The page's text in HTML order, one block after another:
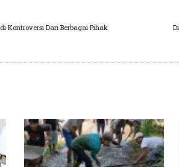
Kontroversi Dari Berbagai Pihak